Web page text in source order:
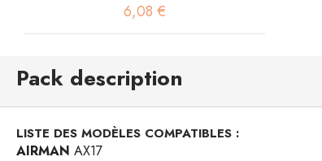
6,08 €
Pack description
LISTE DES MODÈLES COMPATIBLES :
AIRMAN AX17